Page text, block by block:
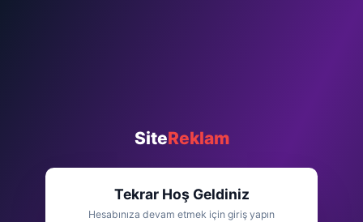
SiteReklam
Tekrar Hoş Geldiniz
Hesabınıza devam etmek için giriş yapın